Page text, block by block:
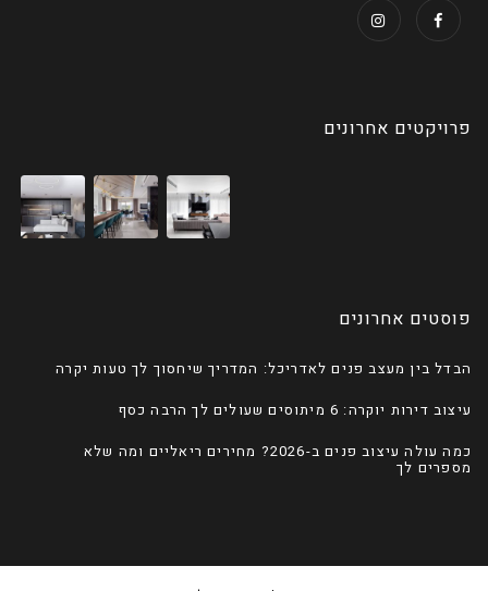
פרויקטים אחרונים
פוסטים אחרונים
הבדל בין מעצב פנים לאדריכל: המדריך שיחסוך לך טעות יקרה
עיצוב דירות יוקרה: 6 מיתוסים שעולים לך הרבה כסף
כמה עולה עיצוב פנים ב-2026? מחירים ריאליים ומה שלא
מספרים לך